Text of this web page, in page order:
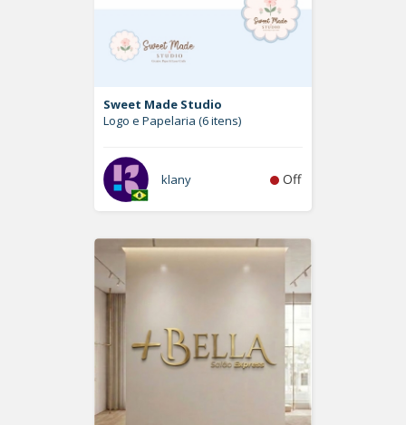
Sweet Made Studio
Logo e Papelaria (6 itens)
klany Off